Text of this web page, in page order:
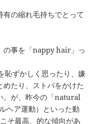
の縮れ毛持ちでとって
の事を「nappy hair」っ
ずかしく思ったり、嫌
たり、ストパをかけた
。が、昨今の「natural
ヘア運動）といった動
そ最高、的な傾向があ